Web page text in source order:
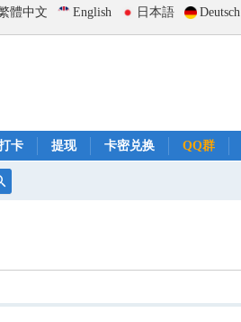
體中文 English 日本語 Deutsch
卡 提现 卡密兑换 QQ群